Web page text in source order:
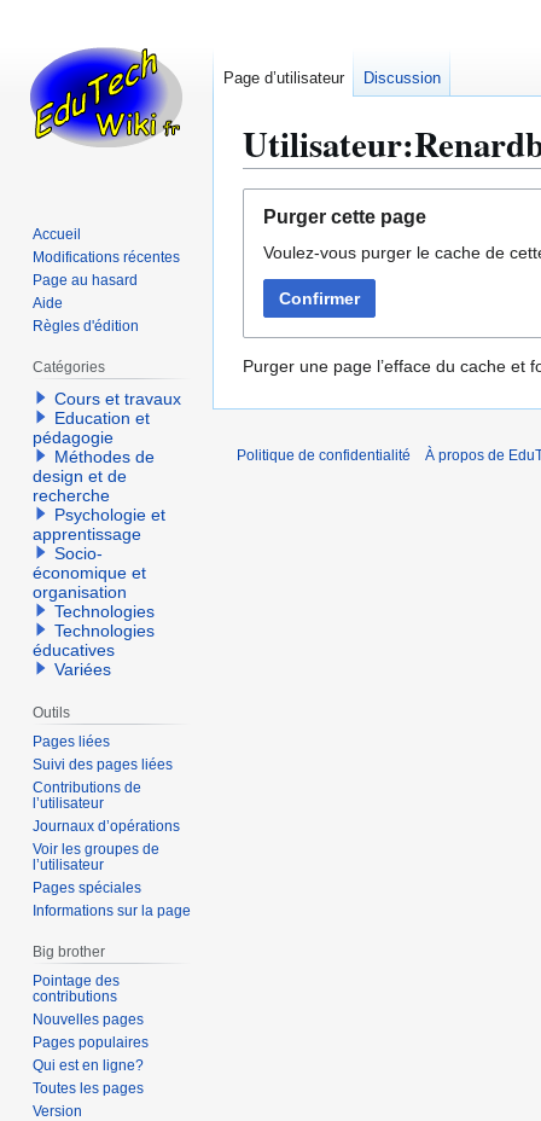
navigation
recherche
Purger cette page
Voulez-vous purger le cache de
Confirmer
Purger une page l’efface du cache et
Page d’utilisateur Discussion
Accueil
Modifications récentes
Page au hasard
Aide
Règles d'édition
Catégories
Cours et travaux
Education et
pédagogie
Méthodes de
design et de
recherche
Psychologie et
apprentissage
Socio-
économique et
organisation
Technologies
Technologies
éducatives
Variées
Outils
Pages liées
Suivi des pages liées
Contributions de
l’utilisateur
Journaux d’opérations
Voir les groupes de
l’utilisateur
Pages spéciales
Informations sur la page
Big brother
Pointage des
contributions
Nouvelles pages
Pages populaires
Qui est en ligne?
Toutes les pages
Version
Politique de confidentialité À propos de